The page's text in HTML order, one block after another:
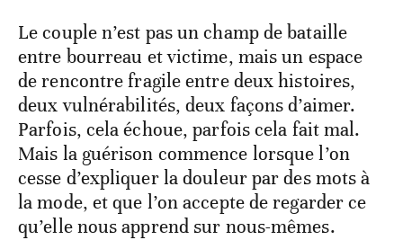
Le couple n’est pas un champ de bataille
entre bourreau et victime, mais un espace
de rencontre fragile entre deux histoires,
deux vulnérabilités, deux façons d’aimer.
Parfois, cela échoue, parfois cela fait mal.
Mais la guérison commence lorsque l’on
cesse d’expliquer la douleur par des mots à
la mode, et que l’on accepte de regarder ce
qu’elle nous apprend sur nous-mêmes.